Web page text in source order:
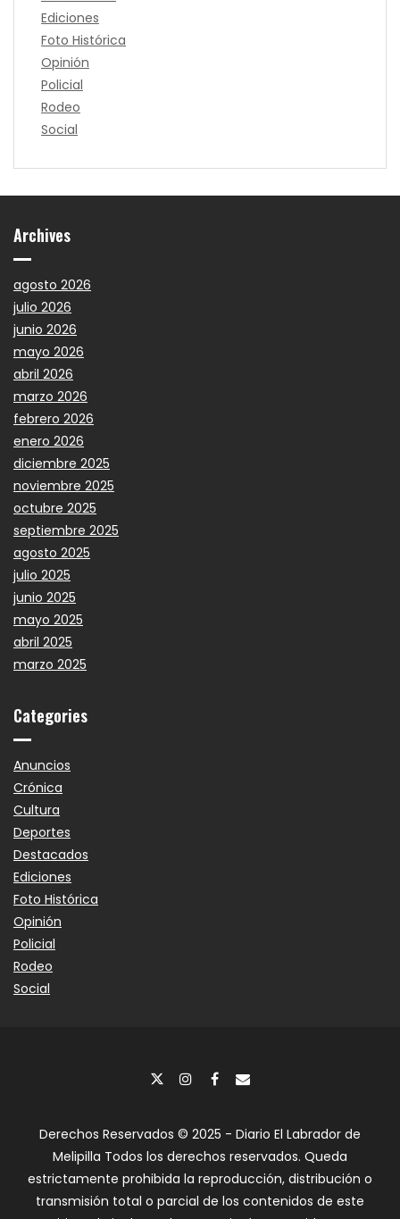
Ediciones
Foto Histórica
Opinión
Policial
Rodeo
Social
Archives
agosto 2026
julio 2026
junio 2026
mayo 2026
abril 2026
marzo 2026
febrero 2026
enero 2026
diciembre 2025
noviembre 2025
octubre 2025
septiembre 2025
agosto 2025
julio 2025
junio 2025
mayo 2025
abril 2025
marzo 2025
Categories
Anuncios
Crónica
Cultura
Deportes
Destacados
Ediciones
Foto Histórica
Opinión
Policial
Rodeo
Social
Derechos Reservados © 2025 - Diario El Labrador de
Melipilla Todos los derechos reservados. Queda
estrictamente prohibida la reproducción, distribución o
transmisión total o parcial de los contenidos de este